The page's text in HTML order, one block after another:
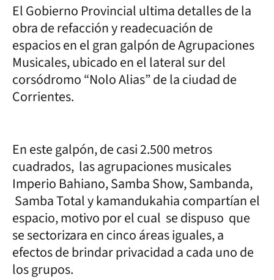
El Gobierno Provincial ultima detalles de la
obra de refacción y readecuación de
espacios en el gran galpón de Agrupaciones
Musicales, ubicado en el lateral sur del
corsódromo “Nolo Alias” de la ciudad de
Corrientes.
En este galpón, de casi 2.500 metros
cuadrados, las agrupaciones musicales
Imperio Bahiano, Samba Show, Sambanda,
Samba Total y kamandukahia compartían el
espacio, motivo por el cual se dispuso que
se sectorizara en cinco áreas iguales, a
efectos de brindar privacidad a cada uno de
los grupos.